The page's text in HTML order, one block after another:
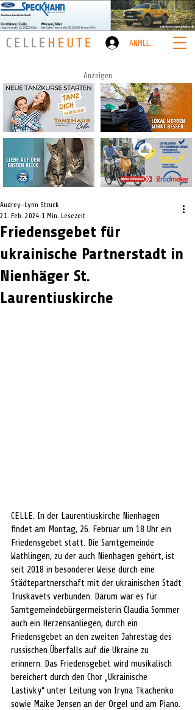
ANMELDEN
Anzeigen
Friedensgebet für
ukrainische Partnerstadt in
Nienhäger St.
Laurentiuskirche
Audrey-Lynn Struck
21. Feb. 2024 1 Min. Lesezeit
CELLE. In der Laurentiuskirche Nienhagen
findet am Montag, 26. Februar um 18 Uhr ein
Friedensgebet statt. Die Samtgemeinde
Wathlingen, zu der auch Nienhagen gehört, ist
seit 2018 in besonderer Weise durch eine
Städtepartnerschaft mit der ukrainischen Stadt
Truskavets verbunden. Darum war es für
Samtgemeindebürgermeisterin Claudia Sommer
auch ein Herzensanliegen, durch ein
Friedensgebet an den zweiten Jahrestag des
russischen Überfalls auf die Ukraine zu
erinnern. Das Friedensgebet wird musikalisch
bereichert durch den Chor „Ukrainische
Lastivky“ unter Leitung von Iryna Tkachenko
sowie Maike Jensen an der Orgel und am Piano.